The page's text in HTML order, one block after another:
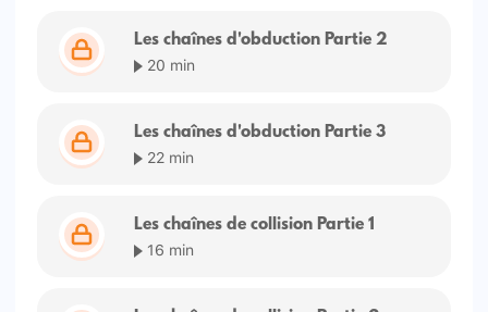
Les chaînes d'obduction Partie 2
20 min
Les chaînes d'obduction Partie 3
22 min
Les chaînes de collision Partie 1
16 min